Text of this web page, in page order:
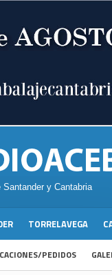
y Cantabria
TORRELAVEGA
PEDIDOS